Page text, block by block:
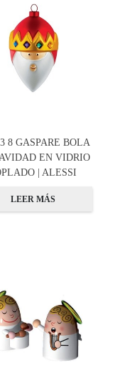
8 GASPARE BOLA
EN VIDRIO
| ALESSI
LEER MÁS